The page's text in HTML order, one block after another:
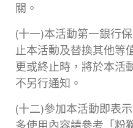
關。
(十一)本活動第一銀行
止本活動及替換其他等
更或終止時，將於本活
不另行通知。
(十二)參加本活動即表